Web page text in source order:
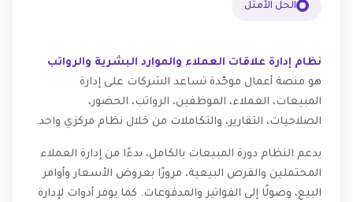
الحل الأمثل
نظام إدارة علاقات العملاء والموارد البشرية والرواتب
هو منصة أعمال موحّدة تساعد الشركات على إدارة
المبيعات، العملاء، الموظفين، الرواتب، الحضور،
الصلاحيات، التقارير، والتكاملات من خلال نظام مركزي واحد.
يدعم النظام دورة المبيعات بالكامل، بدءًا من إدارة العملاء
المحتملين والفرص البيعية، مرورًا بعروض الأسعار وأوامر
البيع، وصولًا إلى الفواتير والمدفوعات. كما يوفر أدوات لإدارة